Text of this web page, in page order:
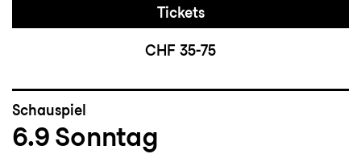
Tickets
CHF 35-75
Schauspiel
6.9 Sonntag